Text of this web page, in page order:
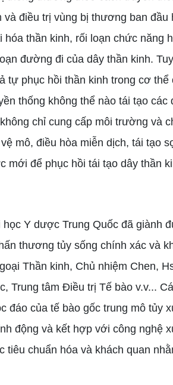
và điều trị vùng bị thương ban
hóa thần kinh, rối loạn chức năng
đường đi của dây thần kinh.
tự phục hồi thần kinh trong cơ
thống không thể nào tái tạo
chỉ cung cấp môi trường và
mô, điều hòa miễn dịch, tái tạo
mới để phục hồi tái tạo dây thần
Y dược Trung Quốc đã giành
thương tủy sống chính xác và
Thần kinh, Chủ nhiệm Chen,
Trung tâm Điều trị Tế bào v.v...
đáo của tế bào gốc trung mô tủy
động và kết hợp với công nghệ
tiêu chuẩn hóa và khách quan